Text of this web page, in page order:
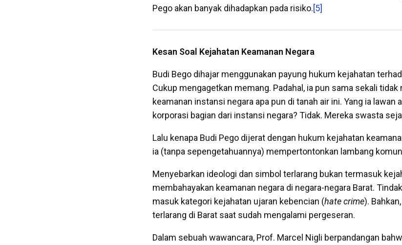
Pego akan banyak dihadapkan pada risiko.[5]
Kesan Soal Kejahatan Keamanan Negara
Budi Bego dihajar menggunakan payung hukum kejahatan
Cukup mengagetkan memang. Padahal, ia pun sama sekali tidak
keamanan instansi negara apa pun di tanah air ini. Yang ia lawan
korporasi bagian dari instansi negara? Tidak. Mereka swasta
Lalu kenapa Budi Pego dijerat dengan hukum kejahatan
ia (tanpa sepengetahuannya) mempertontonkan lambang
Menyebarkan ideologi dan simbol terlarang bukan termasuk
membahayakan keamanan negara di negara-negara Barat.
masuk kategori kejahatan ujaran kebencian (hate crime).
terlarang di Barat saat sudah mengalami pergeseran.
Dalam sebuah wawancara, Prof. Marcel Nigli berpandangan